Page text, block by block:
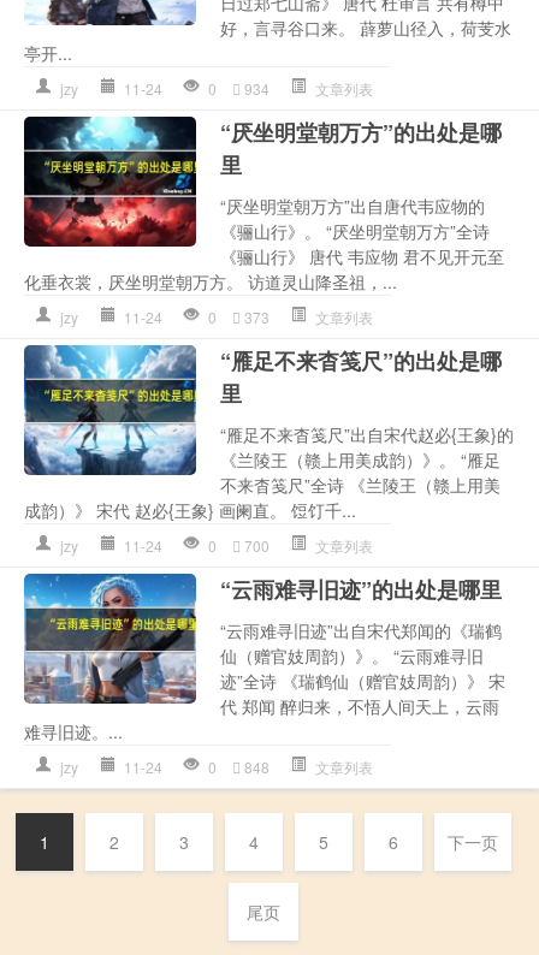
好，言寻谷口来。 薜萝山径入，荷芰水
亭开...
jzy 11-24 0 934 文章列表
“厌坐明堂朝万方”的出处是哪
里
“厌坐明堂朝万方”出自唐代韦应物的
《骊山行》。 “厌坐明堂朝万方”全诗
《骊山行》 唐代 韦应物 君不见开元至
化垂衣裳，厌坐明堂朝万方。 访道灵山降圣祖，...
jzy 11-24 0 373 文章列表
“雁足不来杳笺尺”的出处是哪
里
“雁足不来杳笺尺”出自宋代赵必{王象}的
《兰陵王（赣上用美成韵）》。 “雁足
不来杳笺尺”全诗 《兰陵王（赣上用美
成韵）》 宋代 赵必{王象} 画阑直。 饾饤千...
jzy 11-24 0 700 文章列表
“云雨难寻旧迹”的出处是哪里
“云雨难寻旧迹”出自宋代郑闻的《瑞鹤
仙（赠官妓周韵）》。 “云雨难寻旧
迹”全诗 《瑞鹤仙（赠官妓周韵）》 宋
代 郑闻 醉归来，不悟人间天上，云雨
难寻旧迹。...
jzy 11-24 0 848 文章列表
1 2 3 4 5 6 下一页
尾页